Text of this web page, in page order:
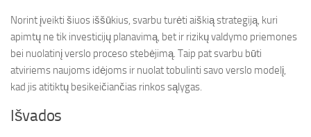
Norint įveikti šiuos iššūkius, svarbu turėti aiškią strategiją, kuri
apimtų ne tik investicijų planavimą, bet ir rizikų valdymo priemones
bei nuolatinį verslo proceso stebėjimą. Taip pat svarbu būti
atviriems naujoms idėjoms ir nuolat tobulinti savo verslo modelį,
kad jis atitiktų besikeičiančias rinkos sąlygas.
Išvados